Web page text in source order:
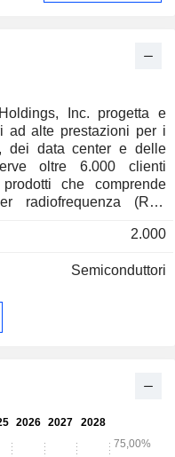
Inc. progetta e
ad alte prestazioni per i
dei data center e delle
oltre 6.000 clienti
che comprende
radiofrequenza (RF),
di circuiti applicativi,
di gallio (GaAs),
e nell'assemblaggio
portafoglio di dispositivi
passivi e attivi e
incorporano in sistemi
2.000
Semiconduttori